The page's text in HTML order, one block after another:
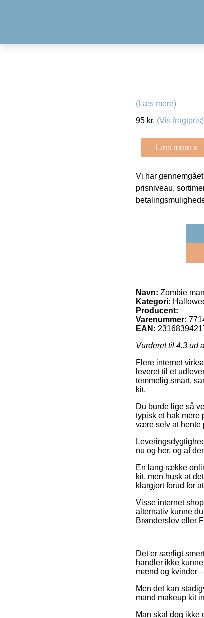
(Læs mere)
95 kr. (Vis fragtpris)
Læs mere »
Vi har
prisniveau,
Navn: Zombie
Kategori:
Producent:
Varenummer:
EAN:
Vurderet til 4.3 ud
Flere internet
leveret til et
temmelig smart,
kit.
Du burde lige så
typisk et hak mere
være selv at hente
nu og her, og af
En lang række
kit, men husk at
klargjort forud for
Visse internet
alternativ kunne
Brønderslev eller
Det er særligt
handler ikke
mænd og kvinder
Men det kan
mand makeup kit
Man skal dog ikke